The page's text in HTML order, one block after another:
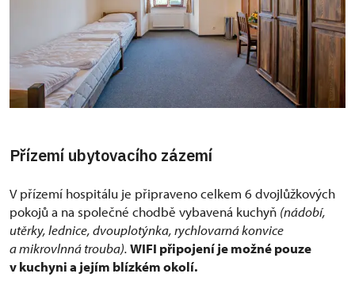
Přízemí ubytovacího zázemí
V přízemí hospitálu je připraveno celkem 6 dvojlůžkových
pokojů a na společné chodbě vybavená kuchyň (nádobí,
utěrky, lednice, dvouplotýnka, rychlovarná konvice
a mikrovlnná trouba).WIFI připojení je možné pouze
v kuchyni a jejím blízkém okolí.